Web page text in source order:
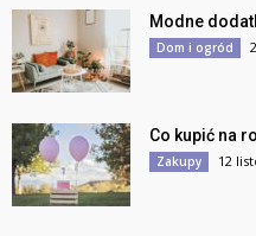
Modne
Dom i ogród
Co kupić na
Zakupy 12